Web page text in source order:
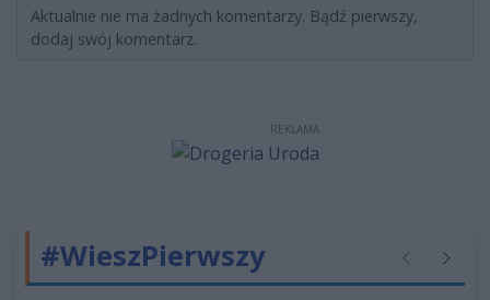
Aktualnie nie ma żadnych komentarzy. Bądź pierwszy,
dodaj swój komentarz.
REKLAMA
#WieszPierwszy Poprzednie